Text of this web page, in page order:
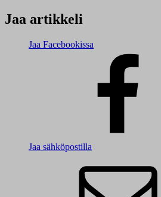
Jaa artikkeli
Jaa Facebookissa
Jaa sähköpostilla